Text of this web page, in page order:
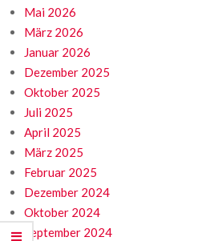
Mai 2026
März 2026
Januar 2026
Dezember 2025
Oktober 2025
Juli 2025
April 2025
März 2025
Februar 2025
Dezember 2024
Oktober 2024
September 2024